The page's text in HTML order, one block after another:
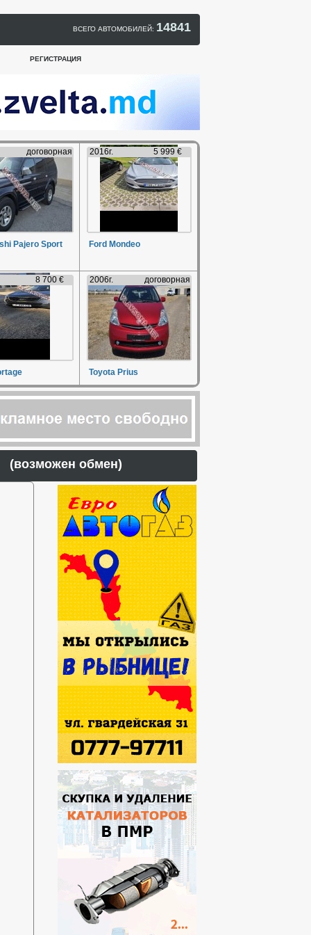
ВСЕГО АВТОМОБИЛЕЙ: 14841
РЕГИСТРАЦИЯ
договорная
Pajero Sport
2016г. 5 999 €
Ford Mondeo
8 700 € 2006г. договорная
Toyota Prius
(возможен обмен)